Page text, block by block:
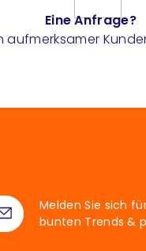
Eine Anfrage?
aufmerksamer
Melden Sie sich
bunten Trends &